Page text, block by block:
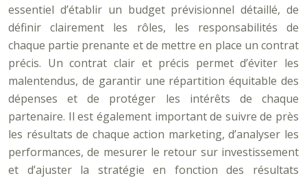
essentiel d’établir un budget prévisionnel détaillé, de
définir clairement les rôles, les responsabilités de
chaque partie prenante et de mettre en place un contrat
précis. Un contrat clair et précis permet d’éviter les
malentendus, de garantir une répartition équitable des
dépenses et de protéger les intérêts de chaque
partenaire. Il est également important de suivre de près
les résultats de chaque action marketing, d’analyser les
performances, de mesurer le retour sur investissement
et d’ajuster la stratégie en fonction des résultats